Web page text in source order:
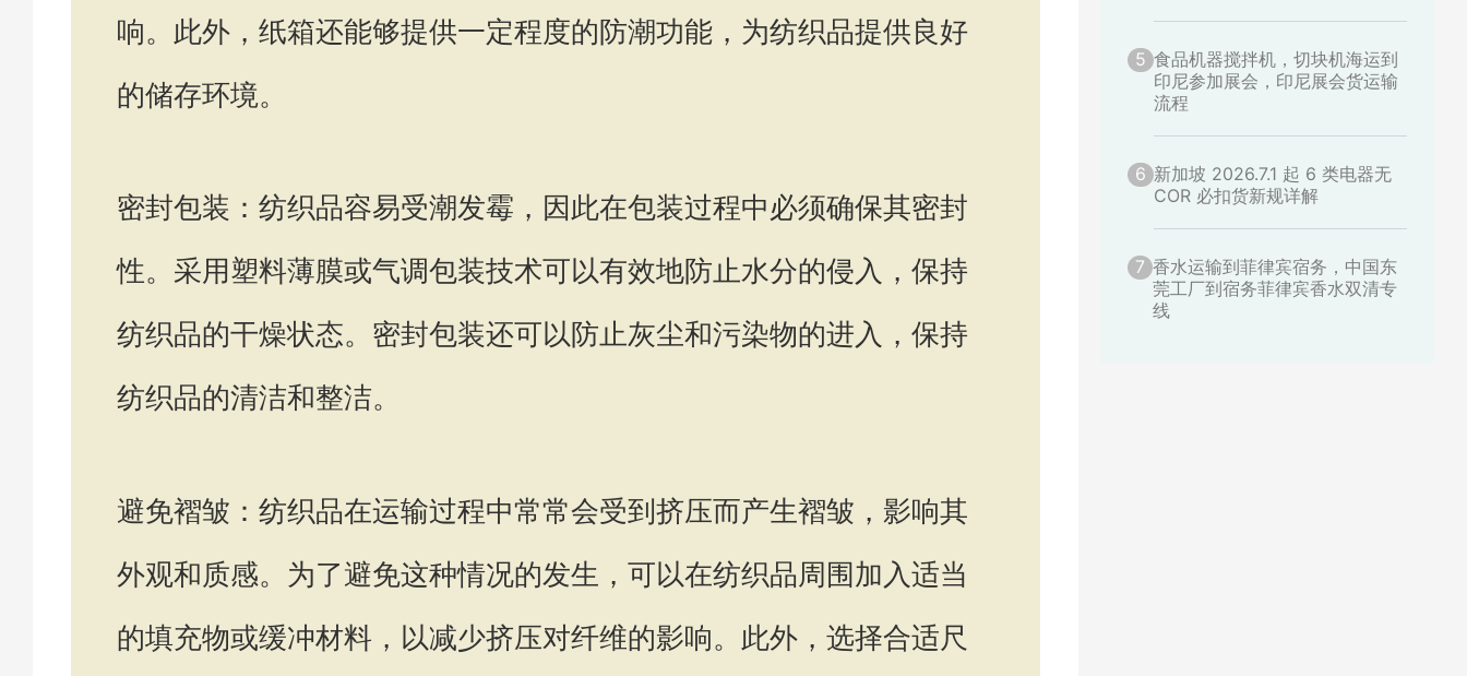
响。此外，纸箱还能够提供一定程度的防潮功能，为纺织品提供良好
的储存环境。
密封包装：纺织品容易受潮发霉，因此在包装过程中必须确保其密封
性。采用塑料薄膜或气调包装技术可以有效地防止水分的侵入，保持
纺织品的干燥状态。密封包装还可以防止灰尘和污染物的进入，保持
纺织品的清洁和整洁。
避免褶皱：纺织品在运输过程中常常会受到挤压而产生褶皱，影响其
外观和质感。为了避免这种情况的发生，可以在纺织品周围加入适当
的填充物或缓冲材料，以减少挤压对纤维的影响。此外，选择合适尺
5 食品机器搅拌机，切块机海运到
印尼参加展会，印尼展会货运输
流程
6 新加坡 2026.7.1 起 6 类电器无
COR 必扣货新规详解
7 香水运输到菲律宾宿务，中国东
莞工厂到宿务菲律宾香水双清专
线